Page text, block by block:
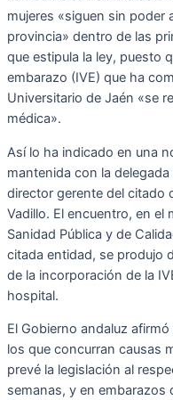
mujeres «siguen sin poder
provincia» dentro de las
que estipula la ley, puesto
embarazo (IVE) que ha
Universitario de Jaén «se
médica».
Así lo ha indicado en una
mantenida con la
director gerente del citado
Vadillo. El encuentro, en el
Sanidad Pública y de
citada entidad, se produjo
de la incorporación de la
hospital.
El Gobierno andaluz
los que concurran causas
prevé la legislación al
semanas, y en embarazos